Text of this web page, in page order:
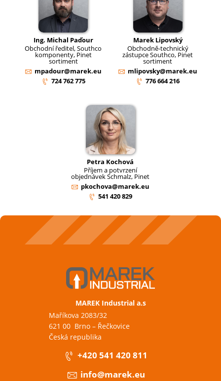
Ing. Michal Paďour
Obchodní ředitel, Southco
komponenty, Pinet
sortiment
mpadour@marek.eu
724 762 775
Marek Lipovský
Obchodně-technický
zástupce Southco, Pinet
sortiment
mlipovsky@marek.eu
776 664 216
Petra Kochová
Příjem a potvrzení
objednávek Schmalz, Pinet
pkochova@marek.eu
541 420 829
MAREK Industrial a.s
Maříkova 2083/32
621 00 Brno – Řečkovice
Česká republika
+420 541 420 811
info@marek.eu